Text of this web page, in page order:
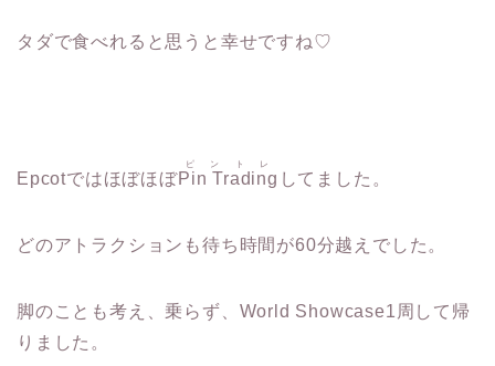
タダで食べれると思うと幸せですね♡
EpcotではほぼほぼPin Trading
ピントレ
してました。
どのアトラクションも待ち時間が60分越えでした。
脚のことも考え、乗らず、World Showcase1周して帰
りました。